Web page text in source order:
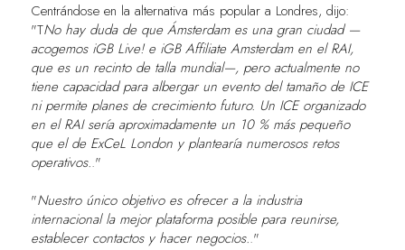
Centrándose en la alternativa más popular a Londres, dijo:
"TNo hay duda de que Ámsterdam es una gran ciudad —
acogemos iGB Live! e iGB Affiliate Amsterdam en el RAI,
que es un recinto de talla mundial—, pero actualmente no
tiene capacidad para albergar un evento del tamaño de ICE
ni permite planes de crecimiento futuro. Un ICE organizado
en el RAI sería aproximadamente un 10 % más pequeño
que el de ExCeL London y plantearía numerosos retos
operativos.."
"Nuestro único objetivo es ofrecer a la industria
internacional la mejor plataforma posible para reunirse,
establecer contactos y hacer negocios.."